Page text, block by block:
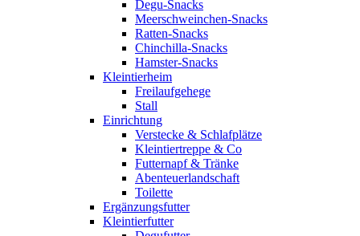
Degu-Snacks
Meerschweinchen-Snacks
Ratten-Snacks
Chinchilla-Snacks
Hamster-Snacks
Kleintierheim
Freilaufgehege
Stall
Einrichtung
Verstecke & Schlafplätze
Kleintiertreppe & Co
Futternapf & Tränke
Abenteuerlandschaft
Toilette
Ergänzungsfutter
Kleintierfutter